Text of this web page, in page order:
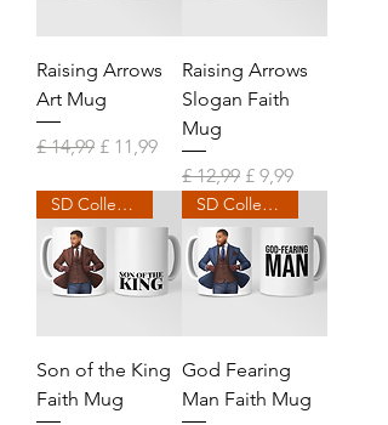
Raising Arrows
Art Mug
Normale prijs
£ 14,99 Verkoopprijs
£ 11,99
Raising Arrows
Slogan Faith
Mug
Normale prijs
£ 12,99 Verkoopprijs
£ 9,99
SD Collection
Son of the King
Faith Mug
SD Collection
God Fearing
Man Faith Mug